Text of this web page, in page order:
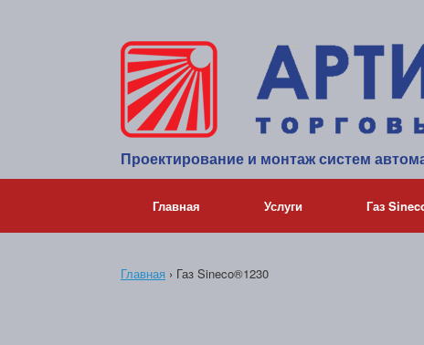
Проектирование и монтаж систем
Главная Услуги Газ
Главная › Газ Sineco®1230